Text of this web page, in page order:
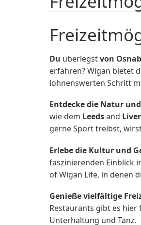
Du überlegstvon
erfahren? Wigan bietet
lohnenswerten Schritt
Entdecke die Natur
wie dem Leedsand
gerne Sport treibst,
Erlebe die Kultur und
faszinierenden Einblick
of Wigan Life, in denen
Genieße vielfältige
Restaurants gibt es hier
Unterhaltung und Tanz.